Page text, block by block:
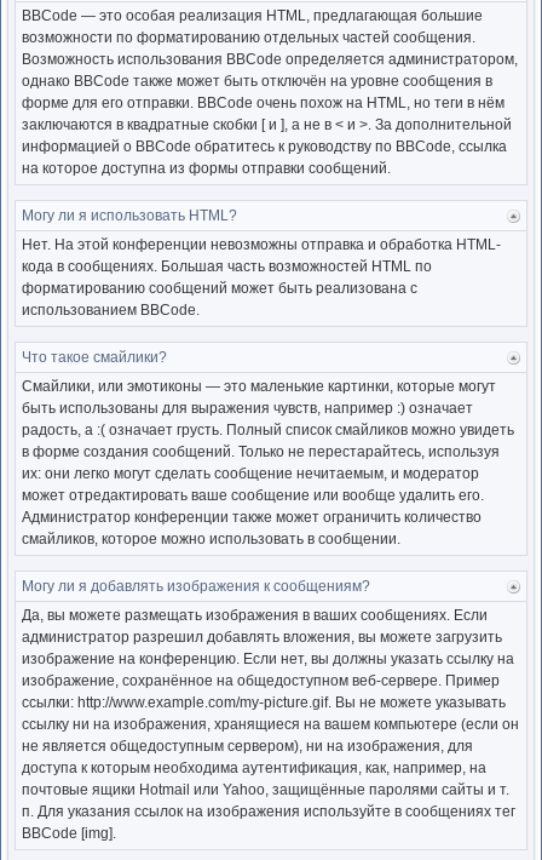
BBCode — это особая реализация HTML, предлагающая большие
возможности по форматированию отдельных частей сообщения.
Возможность использования BBCode определяется администратором,
однако BBCode также может быть отключён на уровне сообщения в
форме для его отправки. BBCode очень похож на HTML, но теги в нём
заключаются в квадратные скобки [ и ], а не в < и >. За дополнительной
информацией о BBCode обратитесь к руководству по BBCode, ссылка
на которое доступна из формы отправки сообщений.
Могу ли я использовать HTML?
Нет. На этой конференции невозможны отправка и обработка HTML-
кода в сообщениях. Большая часть возможностей HTML по
форматированию сообщений может быть реализована с
использованием BBCode.
Что такое смайлики?
Смайлики, или эмотиконы — это маленькие картинки, которые могут
быть использованы для выражения чувств, например :) означает
радость, а :( означает грусть. Полный список смайликов можно увидеть
в форме создания сообщений. Только не перестарайтесь, используя
их: они легко могут сделать сообщение нечитаемым, и модератор
может отредактировать ваше сообщение или вообще удалить его.
Администратор конференции также может ограничить количество
смайликов, которое можно использовать в сообщении.
Могу ли я добавлять изображения к сообщениям?
Да, вы можете размещать изображения в ваших сообщениях. Если
администратор разрешил добавлять вложения, вы можете загрузить
изображение на конференцию. Если нет, вы должны указать ссылку на
изображение, сохранённое на общедоступном веб-сервере. Пример
ссылки: http://www.example.com/my-picture.gif. Вы не можете указывать
ссылку ни на изображения, хранящиеся на вашем компьютере (если он
не является общедоступным сервером), ни на изображения, для
доступа к которым необходима аутентификация, как, например, на
почтовые ящики Hotmail или Yahoo, защищённые паролями сайты и т.
п. Для указания ссылок на изображения используйте в сообщениях тег
BBCode [img].